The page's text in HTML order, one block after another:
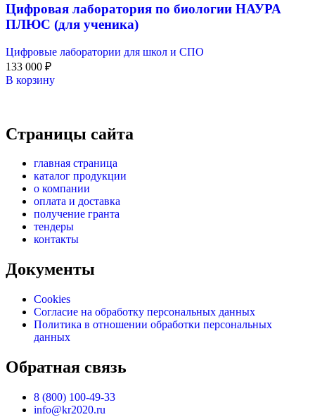
Цифровая лаборатория по биологии НАУРА
ПЛЮС (для ученика)
Цифровые лаборатории для школ и СПО
133 000 ₽
В корзину
Страницы сайта
главная страница
каталог продукции
о компании
оплата и доставка
получение гранта
тендеры
контакты
Документы
Cookies
Согласие на обработку персональных данных
Политика в отношении обработки персональных
данных
Обратная связь
8 (800) 100-49-33
info@kr2020.ru